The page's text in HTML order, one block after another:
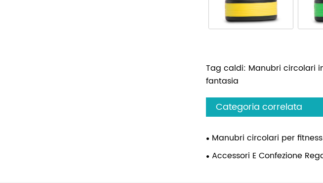
Tag caldi: Manubri circolari
fantasia
Categoria correlata
Manubri circolari per fitness
Accessori E Confezione